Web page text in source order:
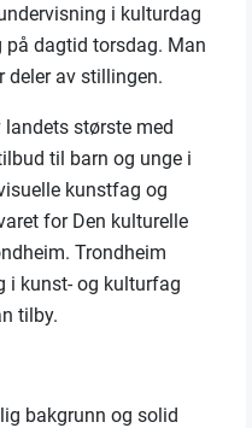
i kulturdag
dagtid torsdag. Man
deler av stillingen.
største med
til barn og unge i
kunstfag og
for Den kulturelle
Trondheim
i kunst- og kulturfag
tilby.
bakgrunn og solid